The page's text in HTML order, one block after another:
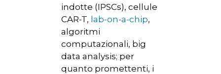
indotte (IPSCs), cellule
CAR-T, lab-on-a-chip,
algoritmi
computazionali, big
data analysis; per
quanto promettenti, i